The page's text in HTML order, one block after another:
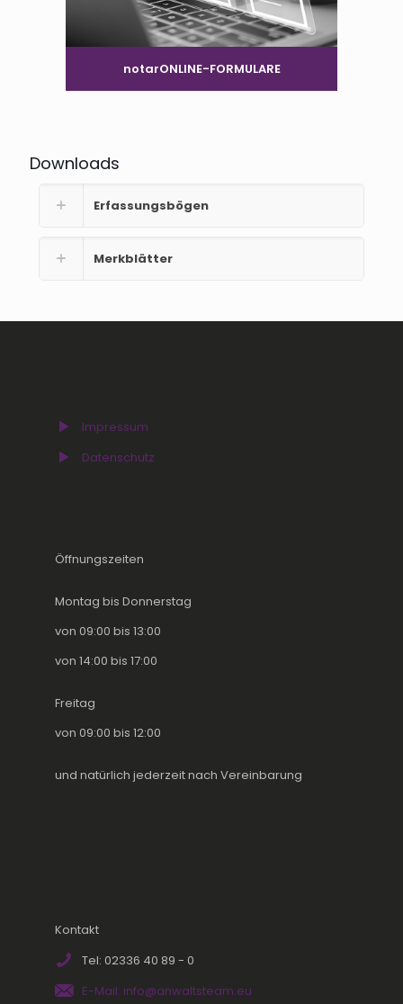
notarONLINE-FORMULARE
Downloads
Erfassungsbögen
Merkblätter
Impressum
Datenschutz
Öffnungszeiten
Montag bis Donnerstag
von 09:00 bis 13:00
von 14:00 bis 17:00
Freitag
von 09:00 bis 12:00
und natürlich jederzeit nach Vereinbarung
Kontakt
Tel: 02336 40 89 - 0
E-Mail: info@anwaltsteam.eu